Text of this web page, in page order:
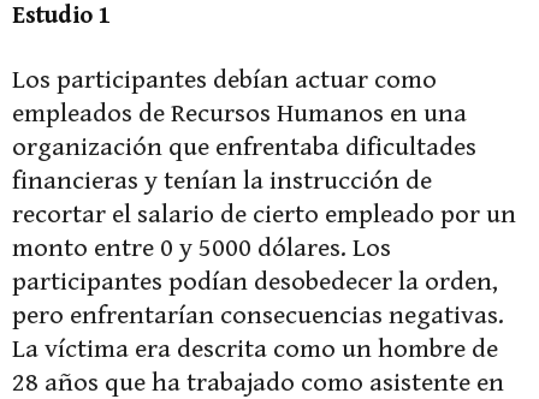
Estudio 1
Los participantes debían actuar como
empleados de Recursos Humanos en una
organización que enfrentaba dificultades
financieras y tenían la instrucción de
recortar el salario de cierto empleado por un
monto entre 0 y 5000 dólares. Los
participantes podían desobedecer la orden,
pero enfrentarían consecuencias negativas.
La víctima era descrita como un hombre de
28 años que ha trabajado como asistente en